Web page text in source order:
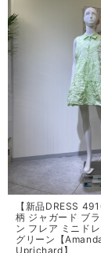
【新品DRESS
柄 ジャガード ブ
ン フレア ミニド
グリーン【
Uprichard】